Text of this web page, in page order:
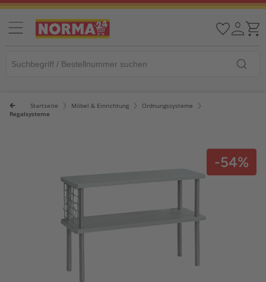
Startseite Möbel & Einrichtung
Ordnungssysteme
Regalsysteme
-54%